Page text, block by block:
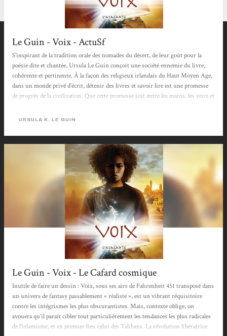
Le Guin - Voix - ActuSf
S’inspirant de la tradition orale des nomades du désert, de leur goût pour la
poésie dite et chantée, Ursula Le Guin conçoit une société ennemie du livre,
cohérente et pertinente. À la façon des religieux irlandais du Haut Moyen Age,
dans un monde privé d’écrit, détenir des livres et savoir lire est une promesse
de progrès de la civilisation. Que cette promesse soit entre les mains, les yeux et
savoir. Préserver le savoir pour le faire éclore plus tard. En garder le secret,
URSULA K. LE GUIN
Le Guin - Voix - Le Cafard cosmique
Inutile de faire un dessin : Voix, sous ses airs de Fahrenheit 451 transposé dans
un univers de fantasy passablement « réaliste », est un vibrant réquisitoire
contre les intégrismes les plus obscurantistes. Mais, contexte oblige, on
avouera qu’il paraît cibler tout particulièrement les tendances les plus radicales
de l’islamisme, et en premier lieu celui des Talibans. La révolution libératrice